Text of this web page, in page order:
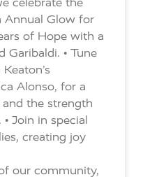
Annual Glow for
of Hope with a
Garibaldi. • Tune
Alonso, for a
the strength
Join in special
creating joy
our community,